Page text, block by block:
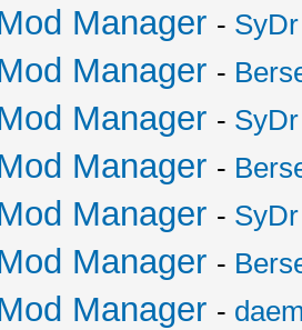
Manager - SyDr
Manager -
Manager - SyDr
Manager -
Manager - SyDr
Manager -
Manager -